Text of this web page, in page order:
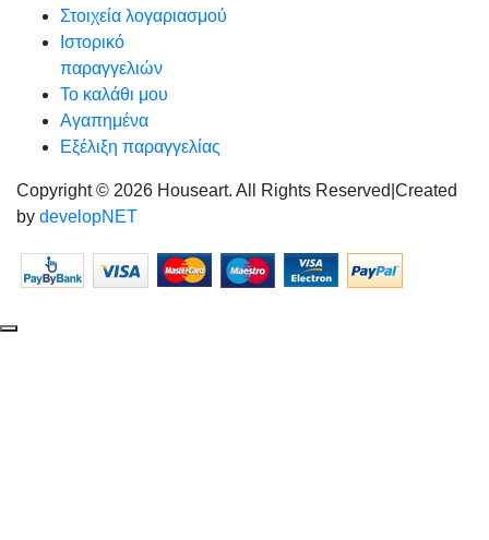
Στοιχεία λογαριασμού
Ιστορικό
παραγγελιών
Το καλάθι μου
Αγαπημένα
Εξέλιξη παραγγελίας
Copyright © 2026 Houseart. All Rights Reserved Created
by developNET